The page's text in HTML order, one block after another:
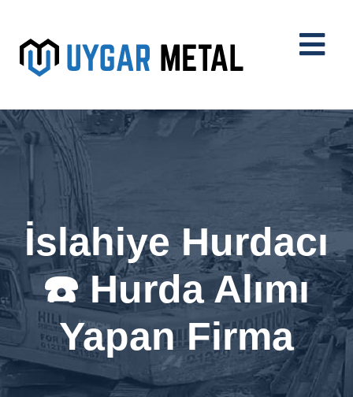
İslahiye Hurdacı
☎️ Hurda Alımı
Yapan Firma